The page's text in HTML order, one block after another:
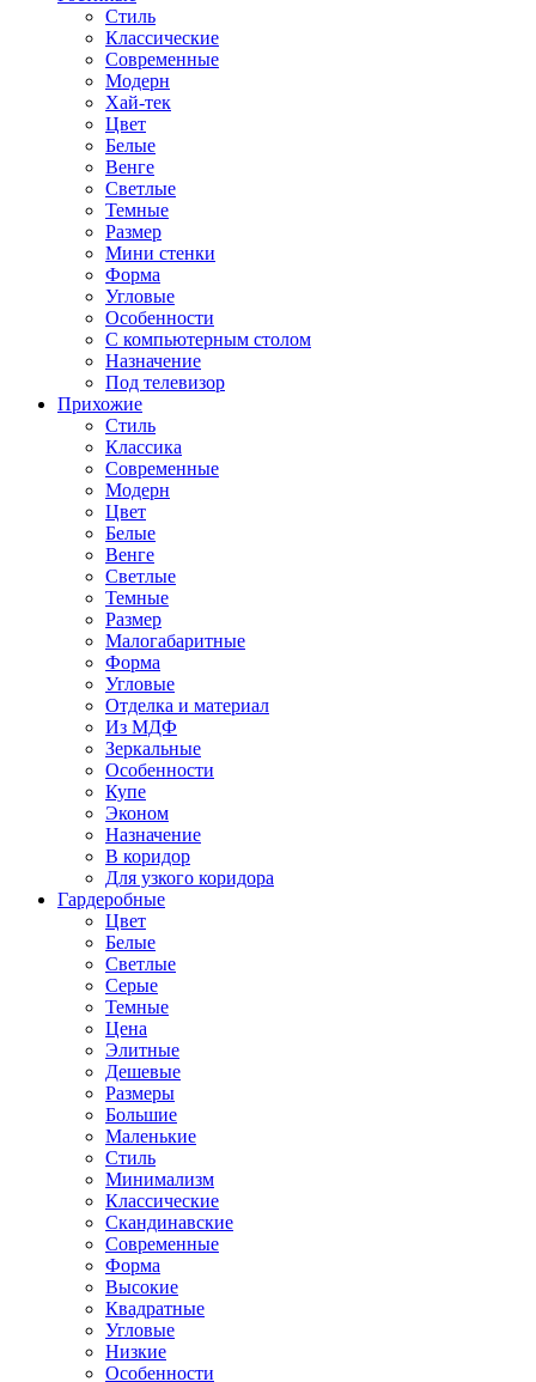
Стиль
Классические
Современные
Модерн
Хай-тек
Цвет
Белые
Венге
Светлые
Темные
Размер
Мини стенки
Форма
Угловые
Особенности
С компьютерным столом
Назначение
Под телевизор
Прихожие
Стиль
Классика
Современные
Модерн
Цвет
Белые
Венге
Светлые
Темные
Размер
Малогабаритные
Форма
Угловые
Отделка и материал
Из МДФ
Зеркальные
Особенности
Купе
Эконом
Назначение
В коридор
Для узкого коридора
Гардеробные
Цвет
Белые
Светлые
Серые
Темные
Цена
Элитные
Дешевые
Размеры
Большие
Маленькие
Стиль
Минимализм
Классические
Скандинавские
Современные
Форма
Высокие
Квадратные
Угловые
Низкие
Особенности